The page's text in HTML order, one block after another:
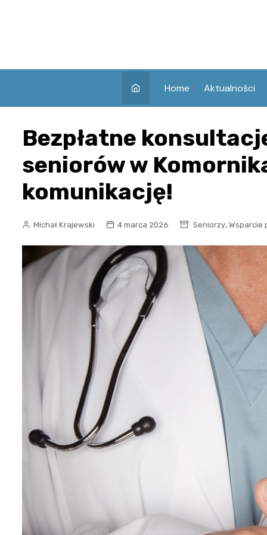
Home Aktualności
Bezpłatne
seniorów w
komunikację!
Michał Krajewski 4 marca 2026 Seniorzy, Wsparcie